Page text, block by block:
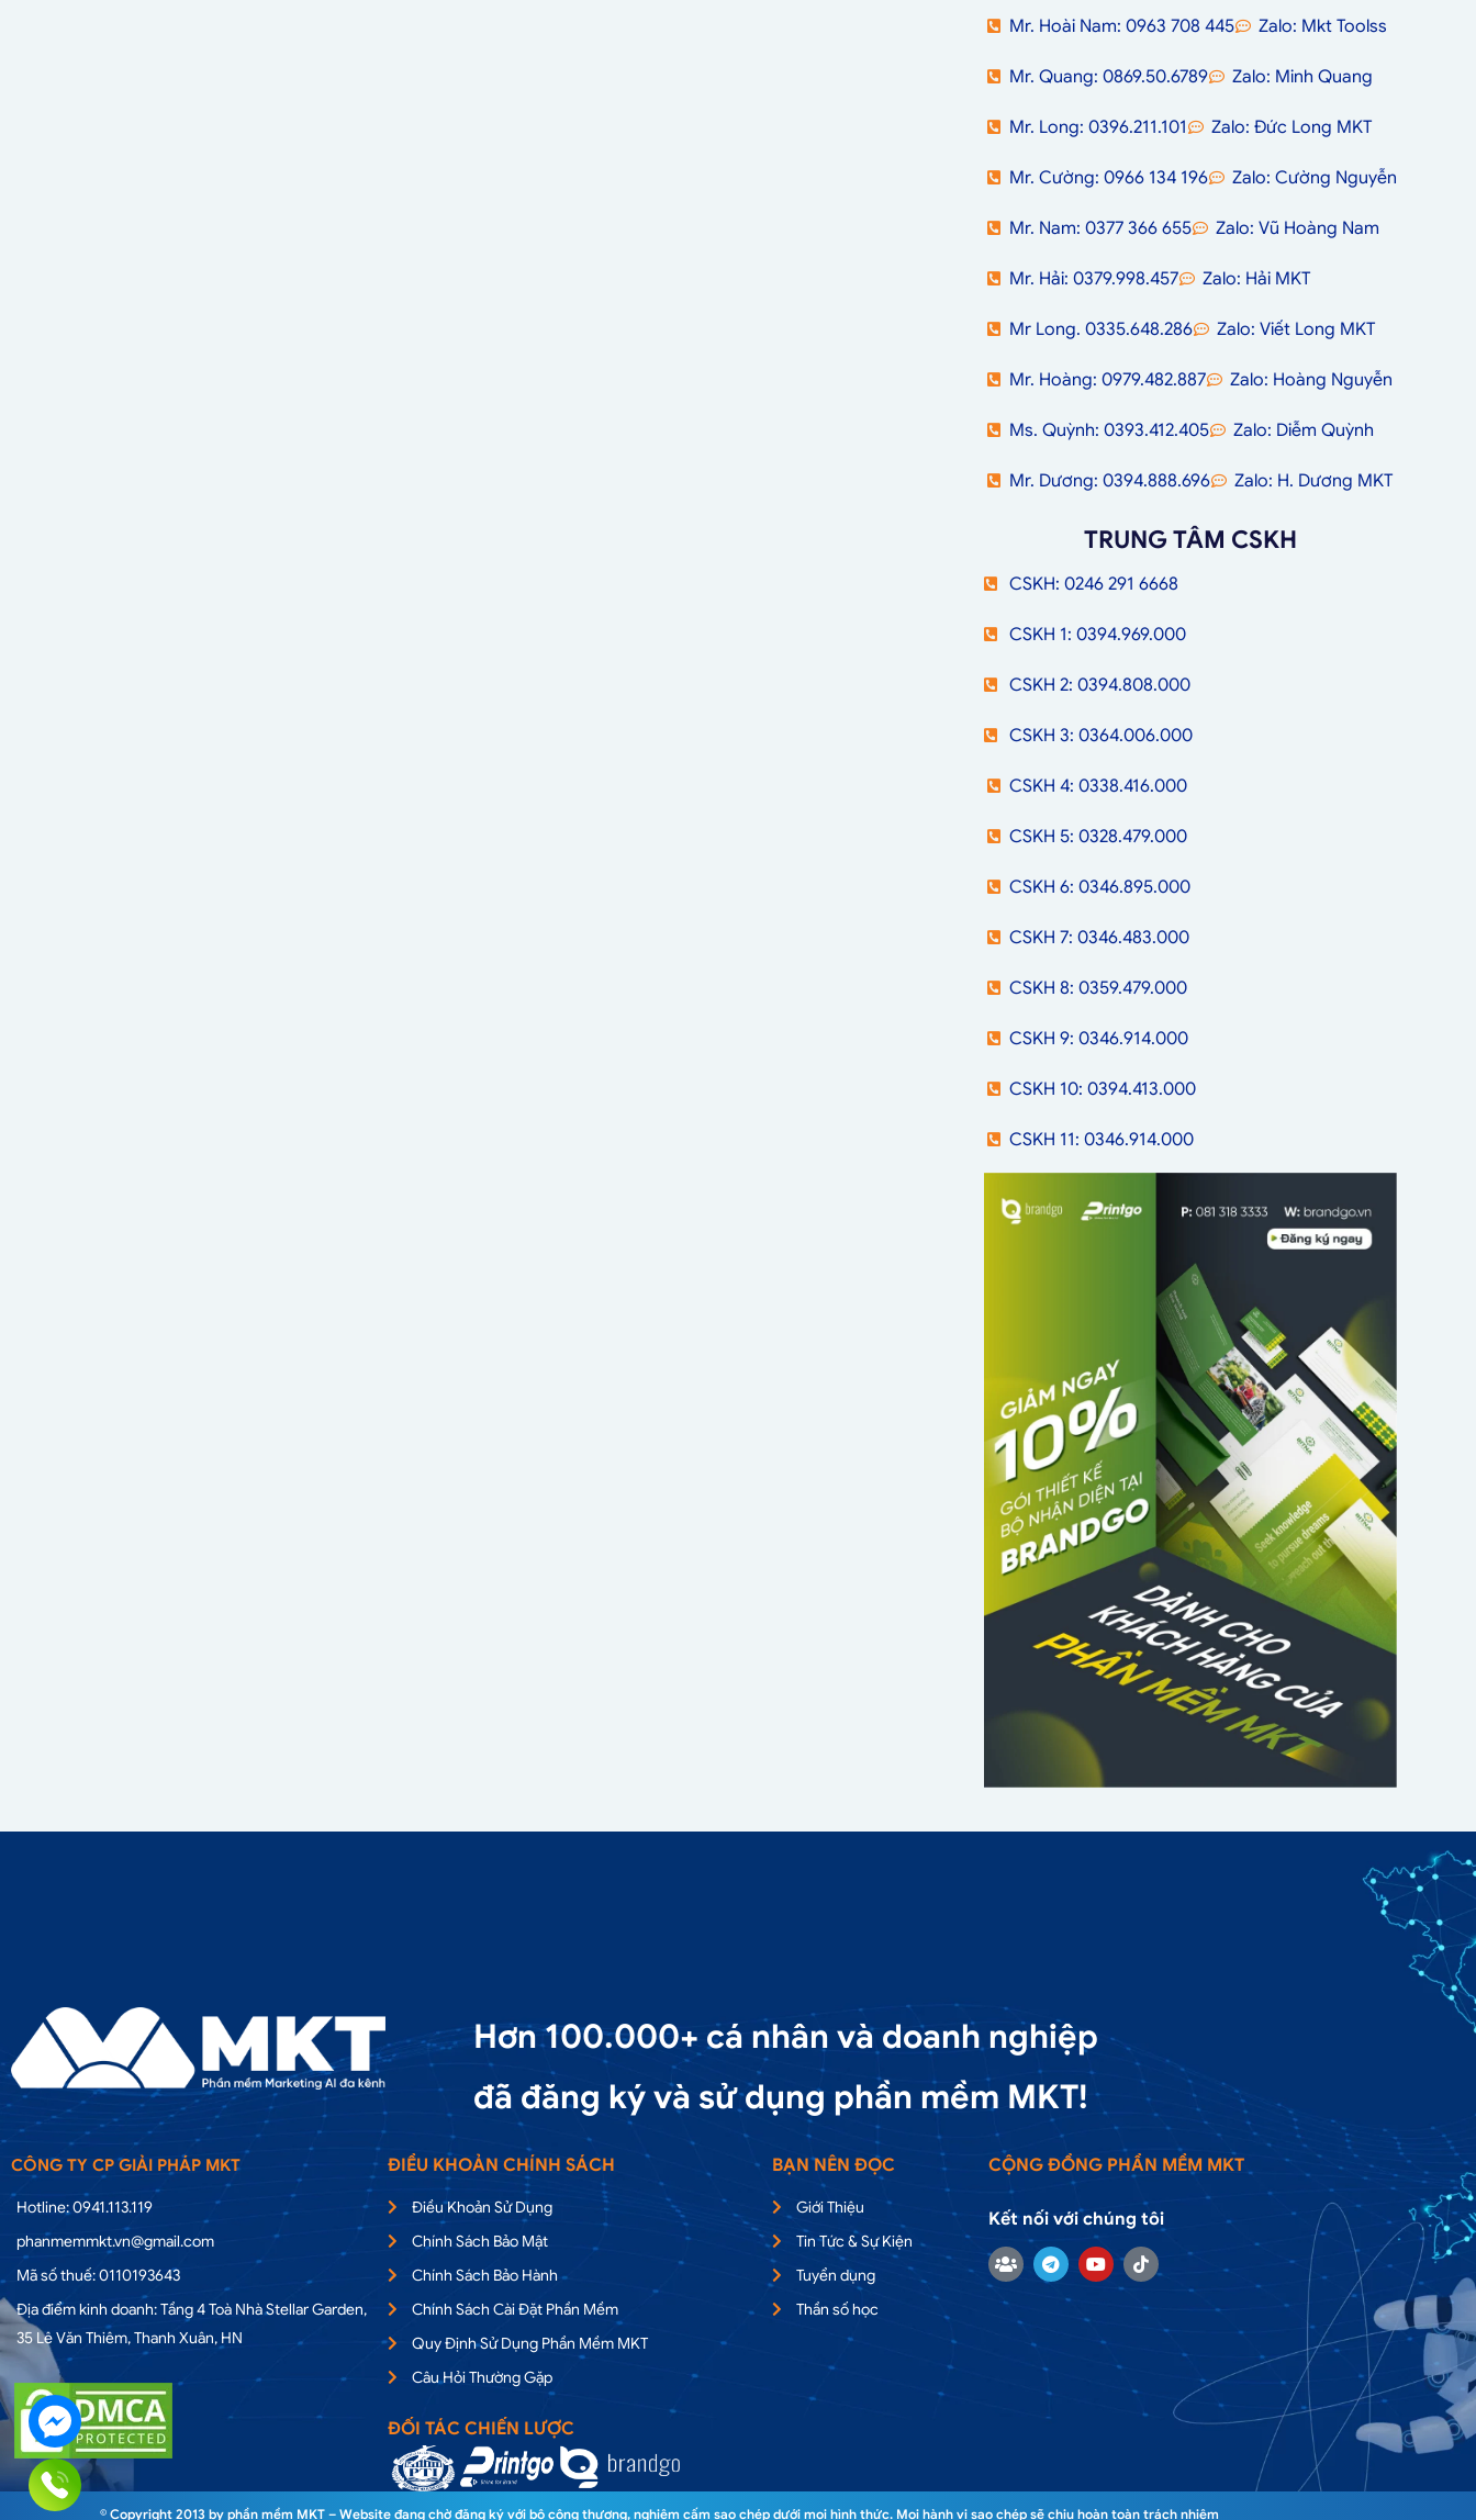
Mr. Hoài Nam: 0963 708 445 Zalo: Mkt Toolss
Mr. Quang: 0869.50.6789 Zalo: Minh Quang
Mr. Long: 0396.211.101 Zalo: Đức Long MKT
Mr. Cường: 0966 134 196 Zalo: Cường Nguyễn
Mr. Nam: 0377 366 655 Zalo: Vũ Hoàng Nam
Mr. Hải: 0379.998.457 Zalo: Hải MKT
Mr Long. 0335.648.286 Zalo: Viết Long MKT
Mr. Hoàng: 0979.482.887 Zalo: Hoàng Nguyễn
Ms. Quỳnh: 0393.412.405 Zalo: Diễm Quỳnh
Mr. Dương: 0394.888.696 Zalo: H. Dương MKT
TRUNG TÂM CSKH
CSKH: 0246 291 6668
CSKH 1: 0394.969.000
CSKH 2: 0394.808.000
CSKH 3: 0364.006.000
CSKH 4: 0338.416.000
CSKH 5: 0328.479.000
CSKH 6: 0346.895.000
CSKH 7: 0346.483.000
CSKH 8: 0359.479.000
CSKH 9: 0346.914.000
CSKH 10: 0394.413.000
CSKH 11: 0346.914.000
Hơn 100.000+ cá nhân và doanh nghiệp
đã đăng ký và sử dụng phần mềm MKT!
CÔNG TY CP GIẢI PHÁP MKT
Hotline: 0941.113.119
phanmemmkt.vn@gmail.com
Mã số thuế: 0110193643
Địa điểm kinh doanh: Tầng 4 Toà Nhà Stellar Garden,
35 Lê Văn Thiêm, Thanh Xuân, HN
ĐIỀU KHOẢN CHÍNH SÁCH
Điều Khoản Sử Dụng
Chính Sách Bảo Mật
Chính Sách Bảo Hành
Chính Sách Cài Đặt Phần Mềm
Quy Định Sử Dụng Phần Mềm MKT
Câu Hỏi Thường Gặp
ĐỐI TÁC CHIẾN LƯỢC
BẠN NÊN ĐỌC
Giới Thiệu
Tin Tức & Sự Kiện
Tuyển dụng
Thần số học
CỘNG ĐỒNG PHẦN MỀM MKT
Kết nối với chúng tôi
© Copyright 2013 by phần mềm MKT – Website đang chờ đăng ký với bộ công thương, nghiêm cấm sao chép dưới mọi hình thức. Mọi hành vi sao chép sẽ chịu hoàn toàn trách nhiệm